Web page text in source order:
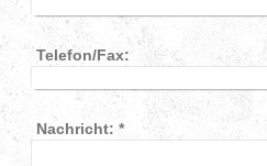
Telefon/Fax:
Nachricht: *